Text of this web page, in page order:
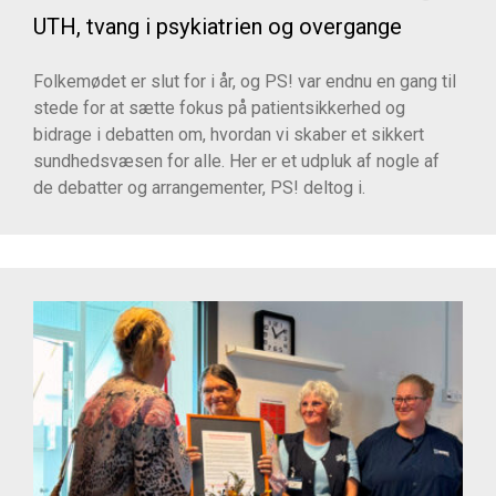
UTH, tvang i psykiatrien og overgange
Folkemødet er slut for i år, og PS! var endnu en gang til
stede for at sætte fokus på patientsikkerhed og
bidrage i debatten om, hvordan vi skaber et sikkert
sundhedsvæsen for alle. Her er et udpluk af nogle af
de debatter og arrangementer, PS! deltog i.